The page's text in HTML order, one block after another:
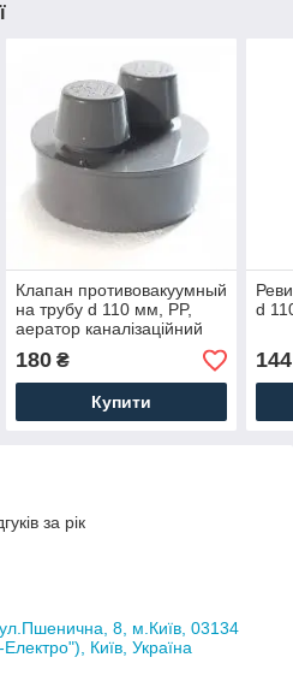
Клапан противовакуумный
на трубу d 110 мм, PP,
аератор каналізаційний
180₴
Купити
d
144
за рік
8, м.Київ, 03134
Київ, Україна